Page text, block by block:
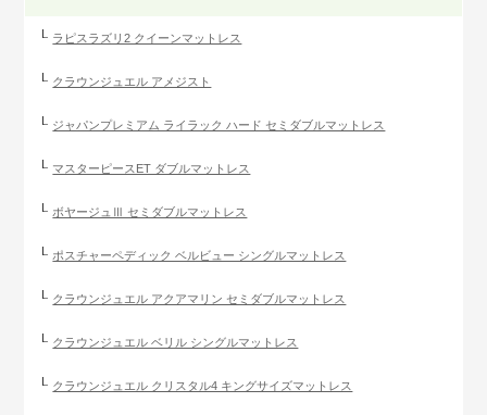
ラピスラズリ2 クイーンマットレス
クラウンジュエル アメジスト
ジャパンプレミアム ライラック ハード セミダブルマットレス
マスターピースET ダブルマットレス
ボヤージュⅢ セミダブルマットレス
ポスチャーペディック ベルビュー シングルマットレス
クラウンジュエル アクアマリン セミダブルマットレス
クラウンジュエル ベリル シングルマットレス
クラウンジュエル クリスタル4 キングサイズマットレス